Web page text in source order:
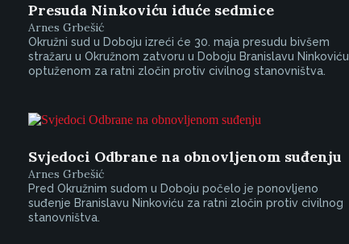
Presuda Ninkoviću iduće sedmice
Arnes Grbešić
Okružni sud u Doboju izreći će 30. maja presudu bivšem
stražaru u Okružnom zatvoru u Doboju Branislavu Ninkoviću,
optuženom za ratni zločin protiv civilnog stanovništva.
Svjedoci Odbrane na obnovljenom suđenju
Arnes Grbešić
Pred Okružnim sudom u Doboju počelo je ponovljeno
suđenje Branislavu Ninkoviću za ratni zločin protiv civilnog
stanovništva.